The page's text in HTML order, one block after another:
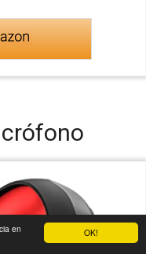
OK!
en